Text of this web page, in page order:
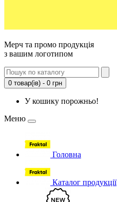
Мерч та промо продукція
з вашим логотипом
0 товар(ів) - 0 грн
У кошику порожньо!
Меню
Головна
Каталог продукції